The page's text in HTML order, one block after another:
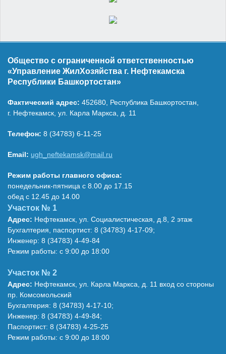
Общество с ограниченной ответственностью
«Управление ЖилХозяйства г. Нефтекамска
Республики Башкортостан»
Фактический адрес: 452680, Республика Башкортостан,
г. Нефтекамск, ул. Карла Маркса, д. 11
Телефон: 8 (34783) 6-11-25
Email: ugh_neftekamsk@mail.ru
Режим работы главного офиса:
понедельник-пятница с 8.00 до 17.15
обед с 12.45 до 14.00
Участок № 1
Адрес: Нефтекамск, ул. Социалистическая, д.8, 2 этаж
Бухгалтерия, паспортист: 8 (34783) 4-17-09;
Инженер: 8 (34783) 4-49-84
Режим работы: с 9:00 до 18:00
Участок № 2
Адрес: Нефтекамск, ул. Карла Маркса, д. 11 вход со стороны
пр. Комсомольский
Бухгалтерия: 8 (34783) 4-17-10;
Инженер: 8 (34783) 4-49-84;
Паспортист: 8 (34783) 4-25-25
Режим работы: с 9:00 до 18:00